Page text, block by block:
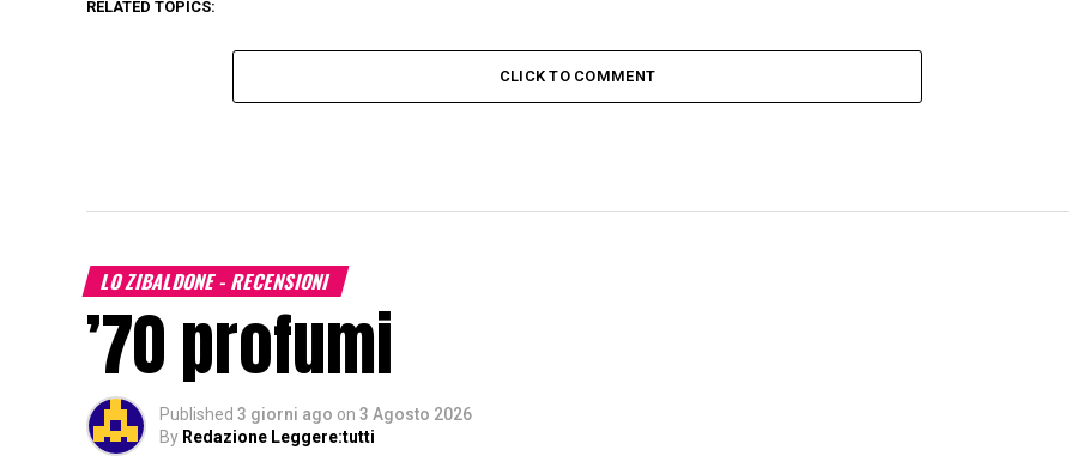
RELATED TOPICS:
CLICK TO COMMENT
LO ZIBALDONE - RECENSIONI
’70 profumi
Published 3 giorni ago on 3 Agosto 2026
By Redazione Leggere:tutti